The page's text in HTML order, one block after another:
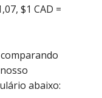
$1 CAD =
abaixo: